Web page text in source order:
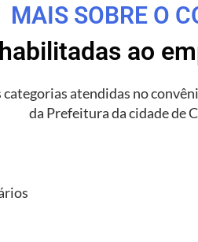
MAIS SOBRE O
ao
categorias atendidas no
da Prefeitura da cidade de